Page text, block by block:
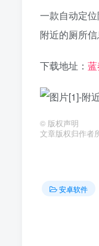
一款自动定
附近的厕所
下载地址：
© 版权声明
文章版权归作者
安卓软件